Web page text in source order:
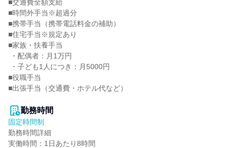
■交通費全額支給
■時間外手当※超過分
■携帯手当（携帯電話料金の補助）
■住宅手当※規定あり
■家族・扶養手当
■役職手当
■出張手当（交通費・ホテル代など）
勤務時間
固定時間制
勤務時間詳細
実働時間：1日あたり8時間